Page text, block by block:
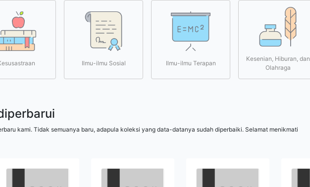
Ilmu-ilmu Sosial Ilmu-ilmu Terapan
Kesenian, Hiburan, dan
Olahraga
kami. Tidak semuanya baru, adapula koleksi yang data-datanya sudah diperbaiki. Selamat menikmati